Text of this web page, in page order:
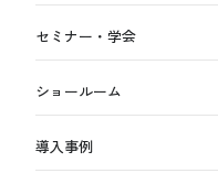
セミナー・学会
ショールーム
導入事例